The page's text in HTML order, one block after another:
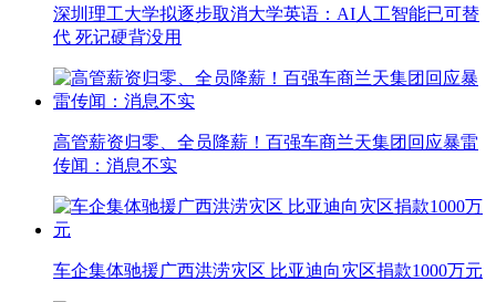
深圳理工大学拟逐步取消大学英语：AI人工智能已可替
代 死记硬背没用
高管薪资归零、全员降薪！百强车商兰天集团回应暴雷
传闻：消息不实
车企集体驰援广西洪涝灾区 比亚迪向灾区捐款1000万元